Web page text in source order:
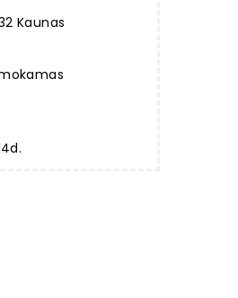
Kaunas